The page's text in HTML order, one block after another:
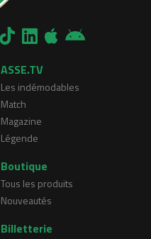
ASSE.TV
Les indémodables
Match
Magazine
Légende
Boutique
Tous les produits
Nouveautés
Billetterie